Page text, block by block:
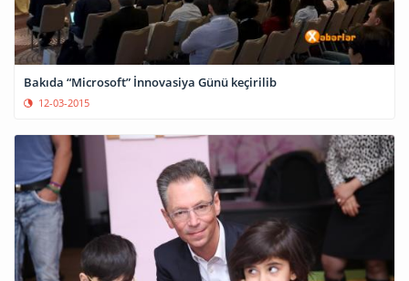
Bakıda “Microsoft” İnnovasiya Günü keçirilib
12-03-2015